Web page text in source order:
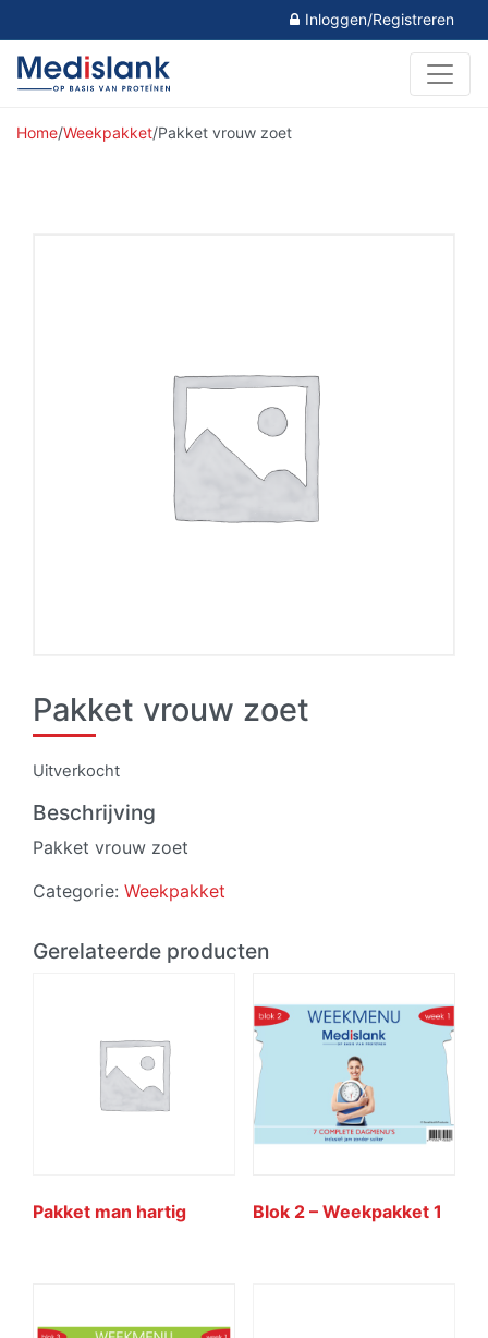
Inloggen/Registreren
Home/Weekpakket/Pakket vrouw zoet
Pakket vrouw zoet
Uitverkocht
Beschrijving
Pakket vrouw zoet
Categorie: Weekpakket
Gerelateerde producten
Pakket man hartig Blok 2 – Weekpakket 1